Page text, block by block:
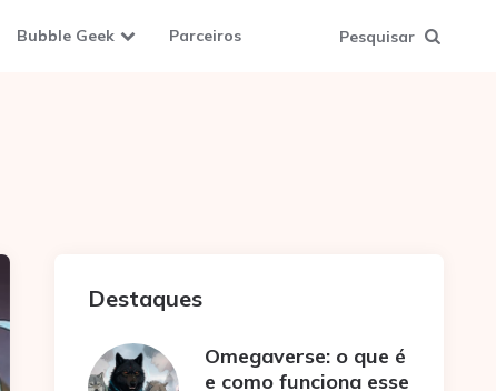
Bubble Geek Parceiros Pesquisar
Destaques
Omegaverse: o que é
e como funciona esse